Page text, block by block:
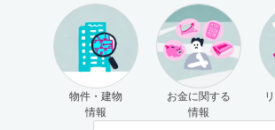
物件・建物
情報
お金に関する
情報